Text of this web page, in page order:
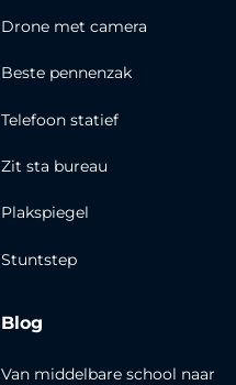
Drone met camera
Beste pennenzak
Telefoon statief
Zit sta bureau
Plakspiegel
Stuntstep
Blog
Van middelbare school naar